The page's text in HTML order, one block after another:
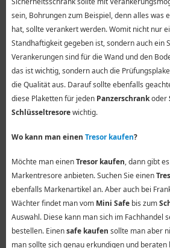
sein, Bohrungen zum Beispiel, denn alles was
hat, sollte verankert werden. Womit nicht nur
Standhaftigkeit gegeben ist, sondern auch ein
Verankerungen sind für die Wand und den
das ist wichtig, sondern auch die
die Qualität aus. Darauf sollte ebenfalls
diese Plaketten für jeden Panzerschrankoder
Schlüsseltresorewichtig.
Wo kann man einen Tresor kaufen?
Möchte man einenTresor kaufen, dann gibt
Markentresore anbieten. Suchen Sie einen
ebenfalls Markenartikel an. Aber auch bei
Wächter findet man vom Mini Safebis zum
Auswahl. Diese kann man sich im Fachhandel
bestellen. Einensafe kaufen sollte man aber
man sollte sich genau erkundigen und beraten